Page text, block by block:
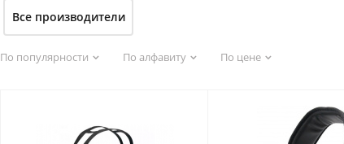
Все производители
По популярности По алфавиту По цене